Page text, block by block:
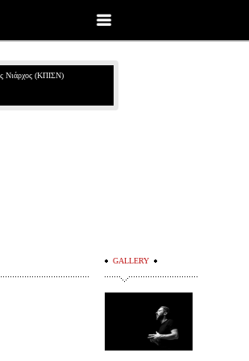
Νιάρχος (ΚΠΙΣΝ)
GALLERY